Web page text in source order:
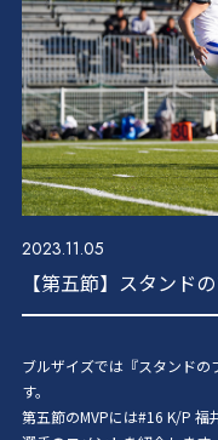
チームオーナー・ブルザイズ
新人募集・お問い合わせ
選手／スタッフ紹介
スポンサー紹介
チームオーナー・ブルザイズ
新人募集・お問い合わせ
2023.11.05
【第五節】スタンド
ブルザイズでは『スタンドの
す。
第五節のMVPには#16 K/P 福